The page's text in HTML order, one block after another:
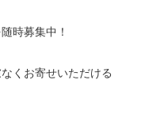
時募集中！
くお寄せいただける